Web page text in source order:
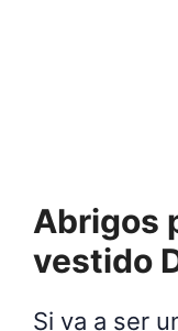
Abrigos
vestido
Si va a ser